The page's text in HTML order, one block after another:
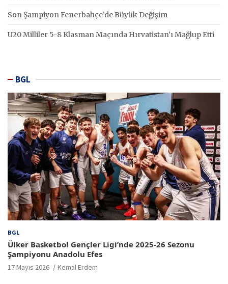
Son Şampiyon Fenerbahçe’de Büyük Değişim
U20 Milliler 5-8 Klasman Maçında Hırvatistan’ı Mağlup Etti
BGL
BGL
Ülker Basketbol Gençler Ligi’nde 2025-26 Sezonu
Şampiyonu Anadolu Efes
17 Mayıs 2026 Kemal Erdem